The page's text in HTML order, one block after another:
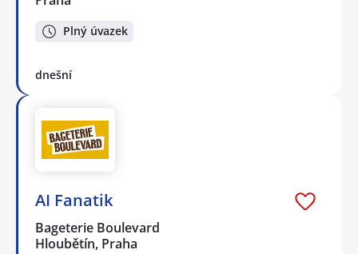
Plný úvazek
dnešní
AI Fanatik
Bageterie Boulevard
Hloubětín, Praha